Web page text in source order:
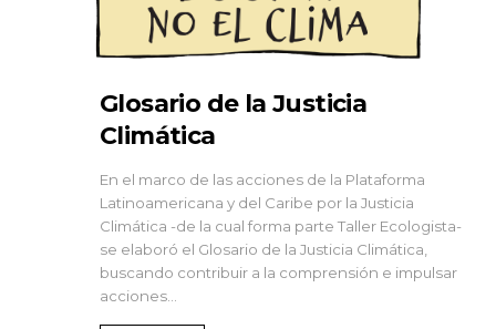
Glosario de la Justicia
Climática
En el marco de las acciones de la Plataforma
Latinoamericana y del Caribe por la Justicia
Climática -de la cual forma parte Taller Ecologista-
se elaboró el Glosario de la Justicia Climática,
buscando contribuir a la comprensión e impulsar
acciones...